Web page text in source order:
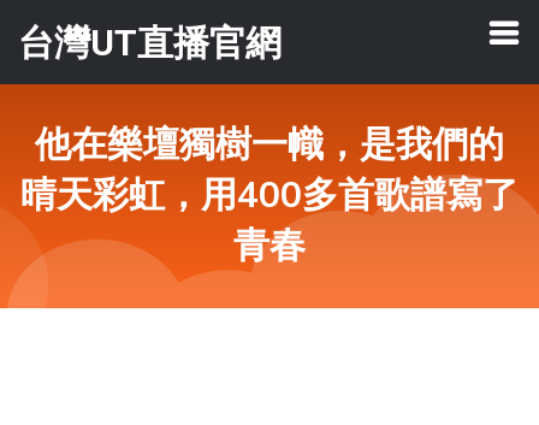
台灣UT直播官網
他在樂壇獨樹一幟，是我們的
晴天彩虹，用400多首歌譜寫了
青春